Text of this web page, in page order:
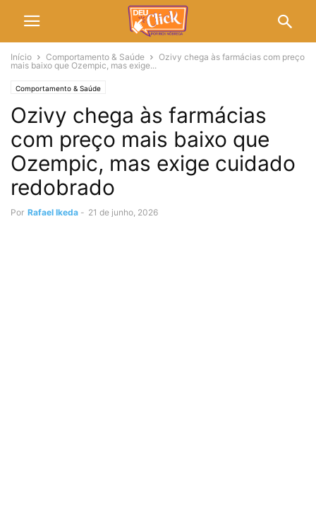
Início Comportamento & Saúde
Ozivy chega às farmácias com preço
mais baixo que Ozempic, mas exige...
Comportamento & Saúde
Ozivy chega às farmácias
com preço mais baixo que
Ozempic, mas exige cuidado
redobrado
Por Rafael Ikeda - 21 de junho, 2026